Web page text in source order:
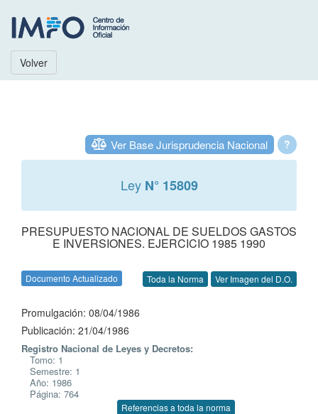
Volver
?
Ver Base Jurisprudencia Nacional
Ley N° 15809
PRESUPUESTO NACIONAL DE SUELDOS GASTOS
E INVERSIONES. EJERCICIO 1985 1990
Documento Actualizado Toda la Norma Ver Imagen del D.O.
Promulgación: 08/04/1986
Publicación: 21/04/1986
Registro Nacional de Leyes y Decretos:
Tomo: 1
Semestre: 1
Año: 1986
Página: 764
Referencias a toda la norma